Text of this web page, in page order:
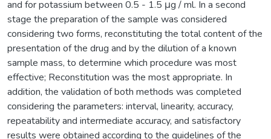
and for potassium between 0.5 - 1.5 μg / ml. In a second
stage the preparation of the sample was considered
considering two forms, reconstituting the total content of the
presentation of the drug and by the dilution of a known
sample mass, to determine which procedure was most
effective; Reconstitution was the most appropriate. In
addition, the validation of both methods was completed
considering the parameters: interval, linearity, accuracy,
repeatability and intermediate accuracy, and satisfactory
results were obtained according to the guidelines of the